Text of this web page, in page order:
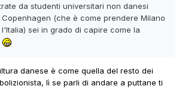
da studenti universitari non danesi
(che è come prendere Milano
sei in grado di capire come la
danese è come quella del resto dei
lì se parli di andare a puttane ti